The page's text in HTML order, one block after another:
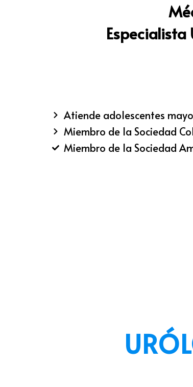
Atiende adolescentes
Miembro de la Sociedad
Miembro de la Sociedad